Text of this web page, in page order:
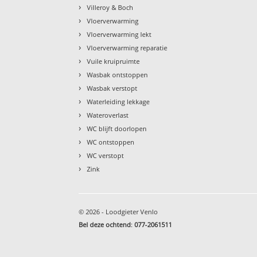
› Villeroy & Boch
› Vloerverwarming
› Vloerverwarming lekt
› Vloerverwarming reparatie
› Vuile kruipruimte
› Wasbak ontstoppen
› Wasbak verstopt
› Waterleiding lekkage
› Wateroverlast
› WC blijft doorlopen
› WC ontstoppen
› WC verstopt
› Zink
© 2026 - Loodgieter Venlo
Bel deze ochtend:077-2061511